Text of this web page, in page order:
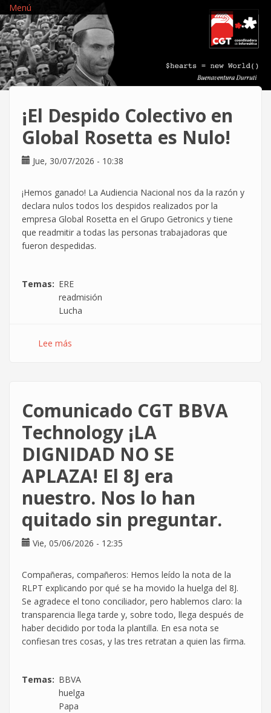
Pasar
al
contenido
principal
Menú
¡El Despido Colectivo en
Global Rosetta es Nulo!
Jue, 30/07/2026 - 10:38
¡Hemos ganado! La Audiencia Nacional nos da la razón y
declara nulos todos los despidos realizados por la
empresa Global Rosetta en el Grupo Getronics y tiene
que readmitir a todas las personas trabajadoras que
fueron despedidas.
Temas
ERE
readmisión
Lucha
Lee más
Global
Rosetta
es
Nulo!
Comunicado CGT BBVA
Technology ¡LA
DIGNIDAD NO SE
APLAZA! El 8J era
nuestro. Nos lo han
quitado sin preguntar.
Vie, 05/06/2026 - 12:35
Compañeras, compañeros: Hemos leído la nota de la
RLPT explicando por qué se ha movido la huelga del 8J.
Se agradece el tono conciliador, pero hablemos claro: la
transparencia llega tarde y, sobre todo, llega después de
haber decidido por toda la plantilla. En esa nota se
confiesan tres cosas, y las tres retratan a quien las firma.
Temas
BBVA
huelga
Papa